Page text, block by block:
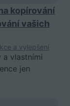
kopírování
vašich
a vylepšení
a vlastními
jen